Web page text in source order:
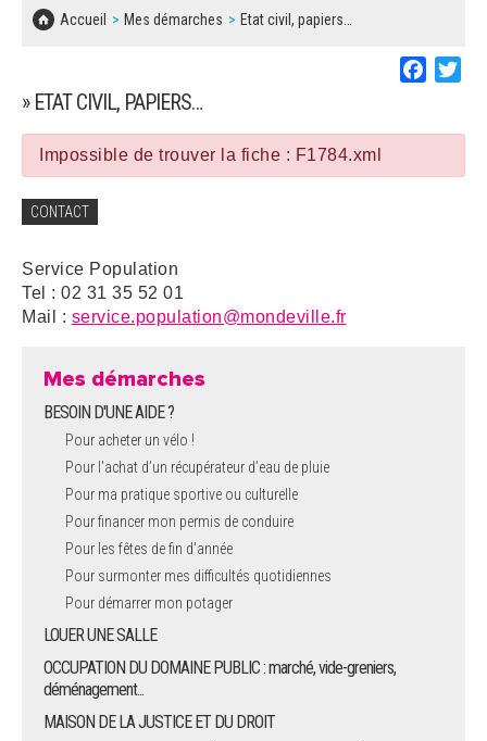
Accueil Mes démarches Etat civil, papiers…
» ETAT CIVIL, PAPIERS…
Impossible de trouver la fiche : F1784.xml
CONTACT
Service Population
Tel : 02 31 35 52 01
Mail : service.population@mondeville.fr
Mes démarches
BESOIN D'UNE AIDE ?
Pour acheter un vélo !
Pour l'achat d’un récupérateur d’eau de pluie
Pour ma pratique sportive ou culturelle
Pour financer mon permis de conduire
Pour les fêtes de fin d'année
Pour surmonter mes difficultés quotidiennes
Pour démarrer mon potager
LOUER UNE SALLE
OCCUPATION DU DOMAINE PUBLIC : marché, vide-greniers,
déménagement...
MAISON DE LA JUSTICE ET DU DROIT
CONCERTATIONS PUBLIQUES
SOLIDARITÉ, LOGEMENT
SÉNIORS
EMPLOI
URBANISME
POLICE MUNICIPALE
BESOIN D'UNE AIDE ?
LES ASSOCIATIONS
MARCHÉS PUBLICS
DOCUMENT D'INFORMATION COMMUNAL
SUR LES RISQUES MAJEURS
REGLEMENT LOCAL DE PUBLICITÉ
DECLARATION DE DEMARCHAGE
DOSSIER DE DEMANDE DE SUBVENTION
DEMANDE DE PRÊT DE MATERIEL
FICHE D'ORGANISATION MANIFESTATION
PLAN D'ACTION MUNICIPAL
ARRÊTÉS MUNICIPAUX